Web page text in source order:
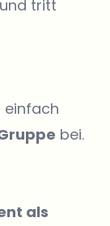
und tritt
einfach
bei.
als